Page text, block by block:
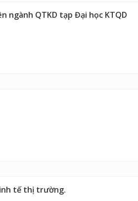
ngành QTKD tạp Đại học KTQD
tế thị trường.